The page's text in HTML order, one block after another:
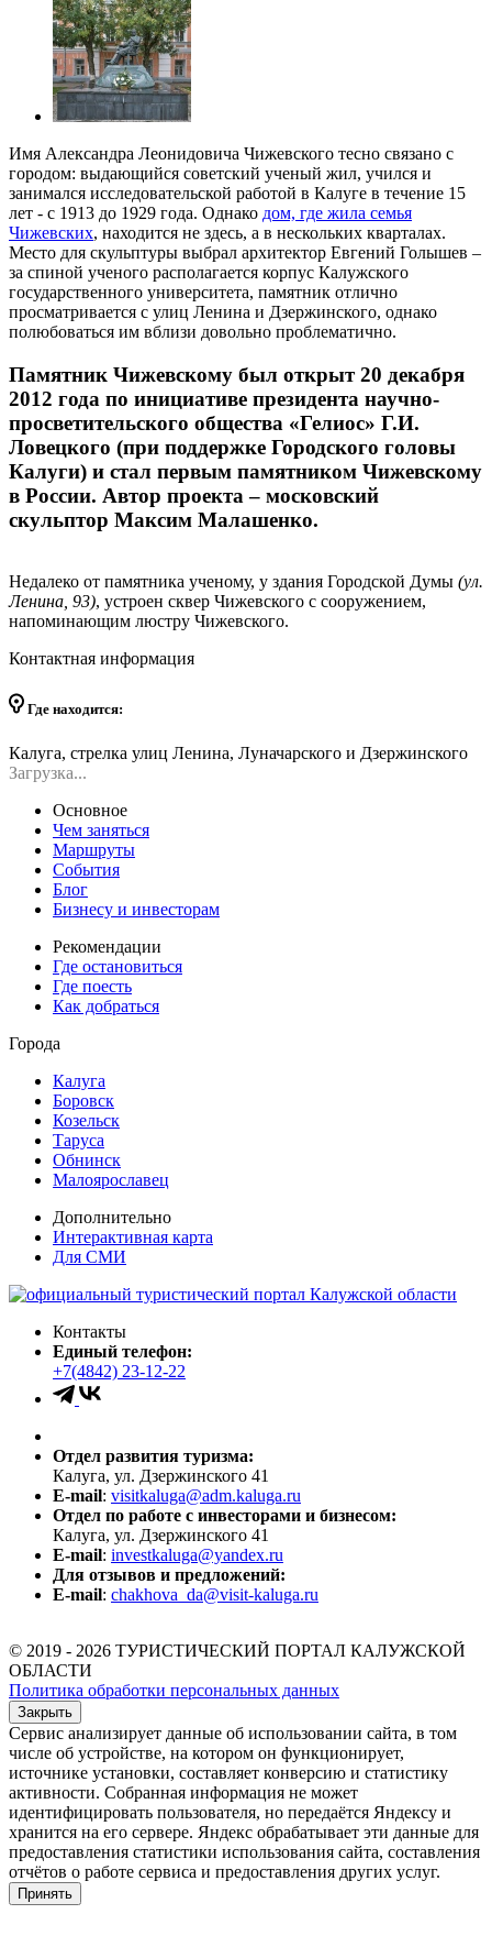
Имя Александра Леонидовича Чижевского тесно связано с
городом: выдающийся советский ученый жил, учился и
занимался исследовательской работой в Калуге в течение 15
лет - с 1913 до 1929 года. Однако дом, где жила семья
Чижевских, находится не здесь, а в нескольких кварталах.
Место для скульптуры выбрал архитектор Евгений Голышев –
за спиной ученого располагается корпус Калужского
государственного университета, памятник отлично
просматривается с улиц Ленина и Дзержинского, однако
полюбоваться им вблизи довольно проблематично.
Памятник Чижевскому был открыт 20 декабря
2012 года по инициативе президента научно-
просветительского общества «Гелиос» Г.И.
Ловецкого (при поддержке Городского головы
Калуги) и стал первым памятником Чижевскому
в России. Автор проекта – московский
скульптор Максим Малашенко.
Недалеко от памятника ученому, у здания Городской Думы (ул.
Ленина, 93), устроен сквер Чижевского с сооружением,
напоминающим люстру Чижевского.
Контактная информация
Где находится:
Калуга, стрелка улиц Ленина, Луначарского и Дзержинского
Загрузка...
Основное
Чем заняться
Маршруты
События
Блог
Бизнесу и инвесторам
Рекомендации
Где остановиться
Где поесть
Как добраться
Города
Калуга
Боровск
Козельск
Таруса
Обнинск
Малоярославец
Дополнительно
Интерактивная карта
Для СМИ
Контакты
Единый телефон:
+7(4842) 23-12-22
Отдел развития туризма:
Калуга, ул. Дзержинского 41
E-mail: visitkaluga@adm.kaluga.ru
Отдел по работе с инвесторами и бизнесом:
Калуга, ул. Дзержинского 41
E-mail: investkaluga@yandex.ru
Для отзывов и предложений:
E-mail: chakhova_da@visit-kaluga.ru
© 2019 - 2026 ТУРИСТИЧЕСКИЙ ПОРТАЛ КАЛУЖСКОЙ
ОБЛАСТИ
Политика обработки персональных данных
Закрыть
Сервис анализирует данные об использовании сайта, в том
числе об устройстве, на котором он функционирует,
источнике установки, составляет конверсию и статистику
активности. Собранная информация не может
идентифицировать пользователя, но передаётся Яндексу и
хранится на его сервере. Яндекс обрабатывает эти данные для
предоставления статистики использования сайта, составления
отчётов о работе сервиса и предоставления других услуг.
Принять